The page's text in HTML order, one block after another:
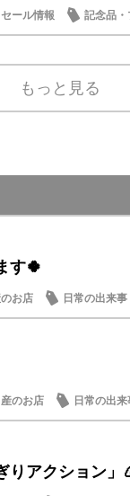
セール情報 記念品・
もっと見る
す🍀
のお店 日常の出来事
産のお店 日常の出来
りアクション」